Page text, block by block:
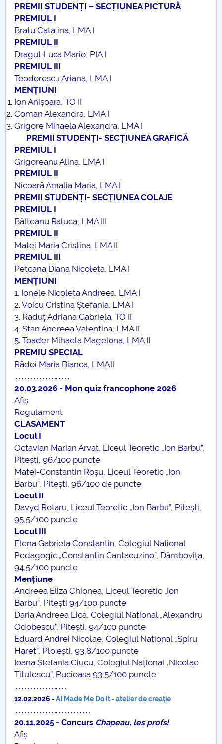
PREMII STUDENȚI – SECȚIUNEA PICTURĂ
PREMIUL I
Bratu Catalina, LMA I
PREMIUL II
Dragut Luca Mario, PIA I
PREMIUL III
Teodorescu Ariana, LMA I
MENȚIUNI
Ion Anișoara, TO II
Coman Alexandra, LMA I
Grigore Mihaela Alexandra, LMA I
PREMII STUDENȚI- SECȚIUNEA GRAFICĂ
PREMIUL I
Grigoreanu Alina, LMA I
PREMIUL II
Nicoară Amalia Maria, LMA I
PREMII STUDENȚI- SECȚIUNEA COLAJE
PREMIUL I
Bâlteanu Raluca, LMA III
PREMIUL II
Matei Maria Cristina, LMA II
PREMIUL III
Petcana Diana Nicoleta, LMA I
MENȚIUNI
1. Ionele Nicoleta Andreea, LMA I
2. Voicu Cristina Ștefania, LMA I
3. Răduț Adriana Gabriela, TO II
4. Stan Andreea Valentina, LMA II
5. Toader Mihaela Magelona, LMA II
PREMIU SPECIAL
Rădoi Maria Bianca, LMA II
.....................................
20.03.2026 - Mon quiz francophone 2026
Afiș
Regulament
CLASAMENT
Locul I
Octavian Marian Arvat, Liceul Teoretic „Ion Barbu”,
Pitești, 96/100 puncte
Matei-Constantin Roșu, Liceul Teoretic „Ion
Barbu”, Pitești, 96/100 de puncte
Locul II
Davyd Rotaru, Liceul Teoretic „Ion Barbu”, Pitești,
95,5/100 puncte
Locul III
Elena Gabriela Constantin, Colegiul Național
Pedagogic „Constantin Cantacuzino”, Dâmbovița,
94,5/100 puncte
Mențiune
Andreea Eliza Chionea, Liceul Teoretic „Ion
Barbu”, Pitești 94/100 puncte
Daria Andreea Lică, Colegiul Național „Alexandru
Odobescu”, Pitești, 94/100 puncte
Eduard Andrei Nicolae, Colegiul Național „Spiru
Haret”, Ploiești, 93,8/100 puncte
Ioana Stefania Ciucu, Colegiul Național „Nicolae
Titulescu”, Pucioasa 93,5/100 puncte
....................................
12.02.2026 -AI Made Me Do It - atelier de creație
...................................................
20.11.2025 - Concurs Chapeau, les profs!
Afiș